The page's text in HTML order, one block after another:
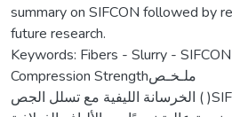
summary on SIFCON followed by
future research.
Keywords: Fibers - Slurry -
Compression Strengthملـخـص
الخرسانة الليفية مع تسلل الجص ( )SIFCONهي مادة عالية القوة